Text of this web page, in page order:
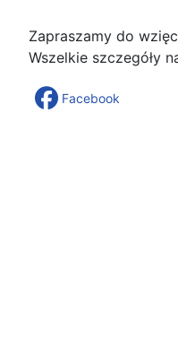
Zapraszamy do
Wszelkie szczegóły
Facebook